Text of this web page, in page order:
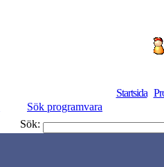
Startsida
Sök programvara
Sök: